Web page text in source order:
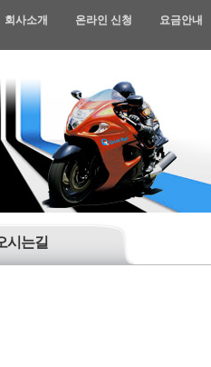
회사소개 온라인 신청 요금안내
시는길